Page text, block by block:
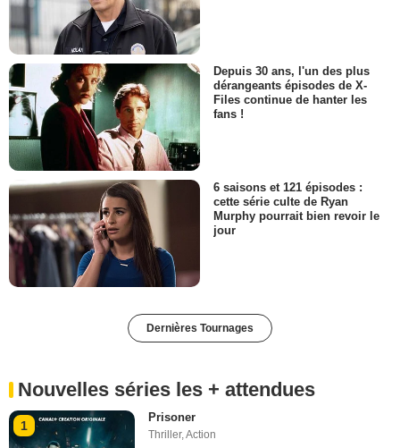
Depuis 30 ans, l'un des plus
dérangeants épisodes de X-
Files continue de hanter les
fans !
6 saisons et 121 épisodes :
cette série culte de Ryan
Murphy pourrait bien revoir le
jour
Dernières Tournages
Nouvelles séries les + attendues
1
Prisoner
Thriller,Action